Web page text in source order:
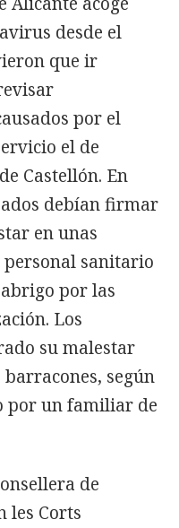
desde el
que ir
por el
el de
Castellón. En
debían firmar
en unas
personal sanitario
por las
Los
su malestar
según
por un familiar de
de
les Corts